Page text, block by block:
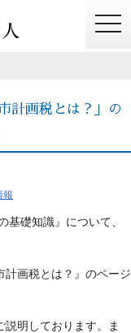
計画税とは？」の
報
礎知識』について、
画税とは？』のページ
明しております。ま